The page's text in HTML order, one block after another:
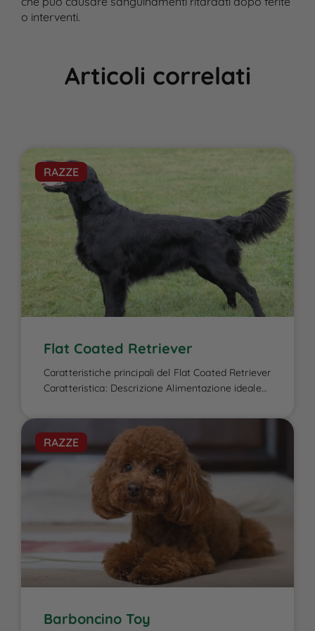
o interventi.
Articoli correlati
RAZZE
Flat Coated Retriever
Caratteristiche principali del Flat Coated Retriever
Caratteristica: Descrizione Alimentazione ideale
Flat Coated Retriever è un elemento cruciale per
garantire la sua energia elevata, il benessere
fisico e la salute del mantello, caratteristiche che
lo contraddistinguono. Essendo un cane attivo e
di taglia media-grande, ha bisogno di una dieta
RAZZE
Barboncino Toy